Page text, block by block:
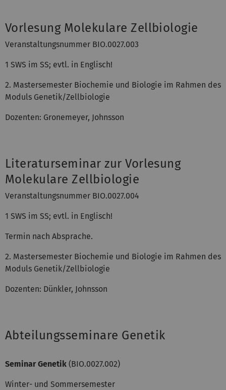
Vorlesung Molekulare Zellbiologie
Veranstaltungsnummer BIO.0027.003
1 SWS im SS; evtl. in Englisch!
2. Mastersemester Biochemie und Biologie im Rahmen des
Moduls Genetik/Zellbiologie
Dozenten: Gronemeyer, Johnsson
Literaturseminar zur Vorlesung
Molekulare Zellbiologie
Veranstaltungsnummer BIO.0027.004
1 SWS im SS; evtl. in Englisch!
Termin nach Absprache.
2. Mastersemester Biochemie und Biologie im Rahmen des
Moduls Genetik/Zellbiologie
Dozenten: Dünkler, Johnsson
Abteilungsseminare Genetik
Seminar Genetik (BIO.0027.002)
Winter- und Sommersemester